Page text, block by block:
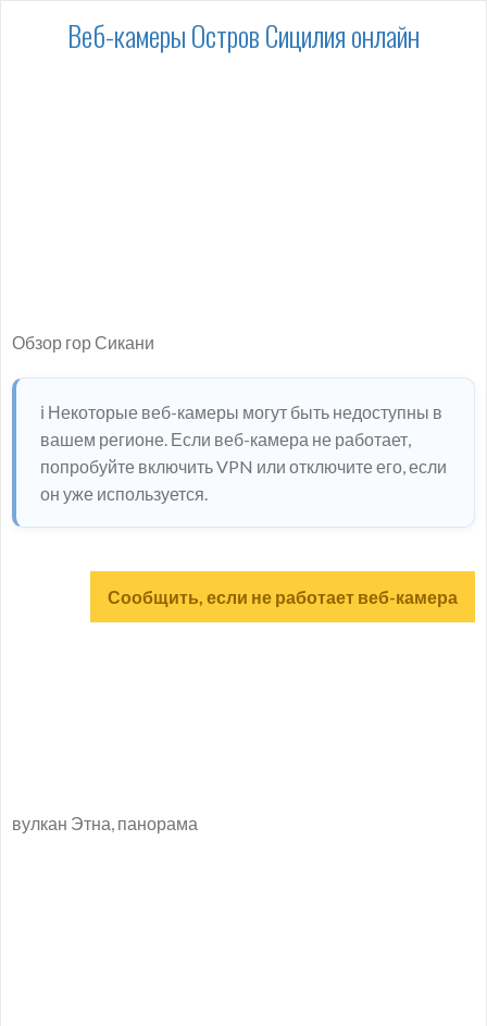
Веб-камеры Остров Сицилия онлайн
Обзор гор Сикани
ℹ️ Некоторые веб-камеры могут быть недоступны в
вашем регионе. Если веб-камера не работает,
попробуйте включить VPN или отключите его, если
он уже используется.
Сообщить, если не работает веб-камера
вулкан Этна, панорама